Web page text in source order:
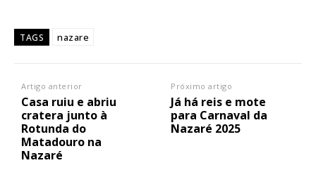
TAGS nazare
Artigo anterior
Casa ruiu e abriu
cratera junto à
Rotunda do
Matadouro na
Nazaré
Próximo artigo
Já há reis e mote
para Carnaval da
Nazaré 2025